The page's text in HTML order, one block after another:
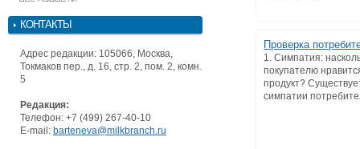
КОНТАКТЫ
Адрес редакции: 105066, Москва,
Токмаков пер., д. 16, стр. 2, пом. 2, комн.
5
Редакция:
Телефон: +7 (499) 267-40-10
E-mail: barteneva@milkbranch.ru
Проверка
1. Симпатия:
покупателю
продукт?
симпатии